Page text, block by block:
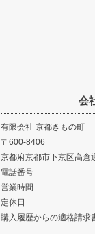
会
有限会社 京都きもの町
600-8406
京都府京都市下京区高倉
電話番号
営業時間
定休日
購入履歴からの適格請求